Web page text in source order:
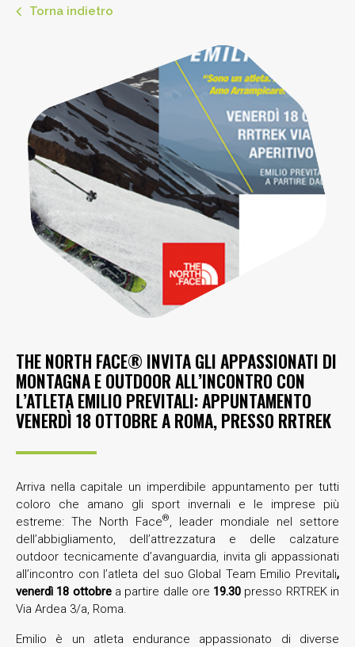
Torna indietro
THE NORTH FACE® INVITA GLI APPASSIONATI DI
MONTAGNA E OUTDOOR ALL’INCONTRO CON
L’ATLETA EMILIO PREVITALI: APPUNTAMENTO
VENERDÌ 18 OTTOBRE A ROMA, PRESSO RRTREK
Arriva nella capitale un imperdibile appuntamento per tutti
coloro che amano gli sport invernali e le imprese più
estreme: The North Face®, leader mondiale nel settore
dell’abbigliamento, dell’attrezzatura e delle calzature
outdoor tecnicamente d’avanguardia, invita gli appassionati
all’incontro con l’atleta del suo Global Team Emilio Previtali,
venerdì 18 ottobrea partire dalle ore 19.30 presso RRTREK in
Via Ardea 3/a, Roma.
Emilio è un atleta endurance appassionato di diverse